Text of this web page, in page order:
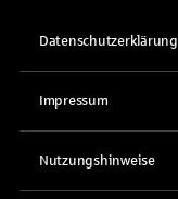
Datenschutzerklärung
Impressum
Nutzungshinweise